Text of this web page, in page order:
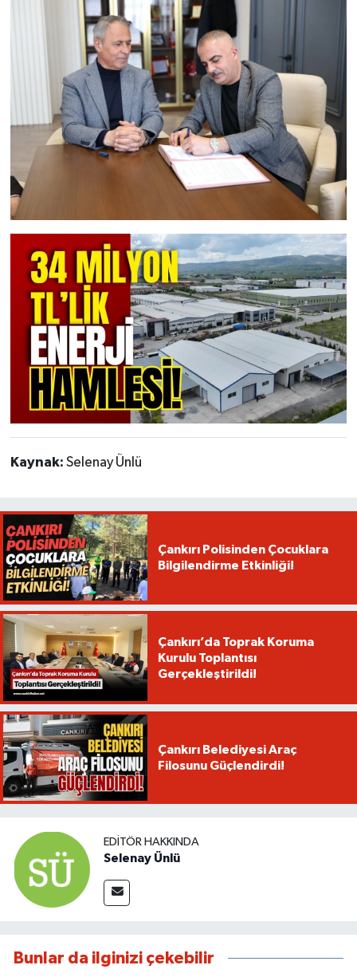
Kaynak: Selenay Ünlü
Çankırı Polisinden Çocuklara
Bilgilendirme Etkinliği!
Çankırı’da Toprak Koruma
Kurulu Toplantısı
Gerçekleştirildi!
Çankırı Belediyesi Araç
Filosunu Güçlendirdi!
EDITÖR HAKKINDA
Selenay Ünlü
Bunlar da ilginizi çekebilir